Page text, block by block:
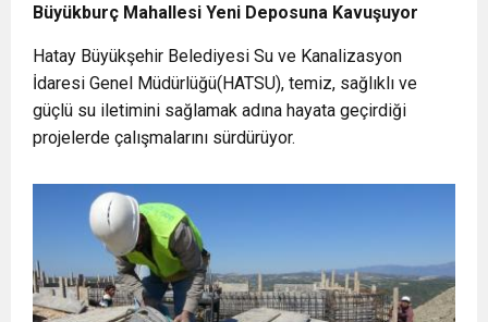
Büyükburç Mahallesi Yeni Deposuna Kavuşuyor
Hatay Büyükşehir Belediyesi Su ve Kanalizasyon
İdaresi Genel Müdürlüğü(HATSU), temiz, sağlıklı ve
güçlü su iletimini sağlamak adına hayata geçirdiği
projelerde çalışmalarını sürdürüyor.